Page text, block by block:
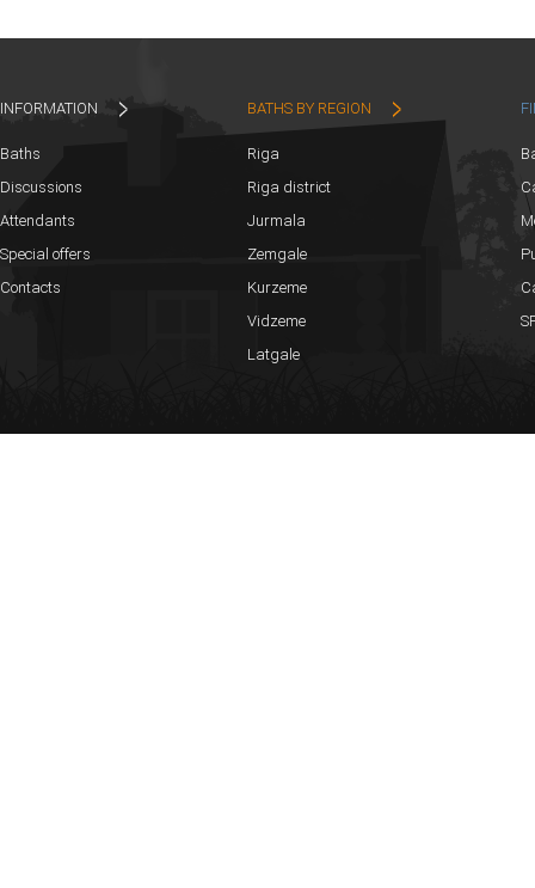
INFORMATION
Baths
Discussions
Attendants
Special offers
Contacts
BATHS BY REGION
Riga
Riga district
Jurmala
Zemgale
Kurzeme
Vidzeme
Latgale